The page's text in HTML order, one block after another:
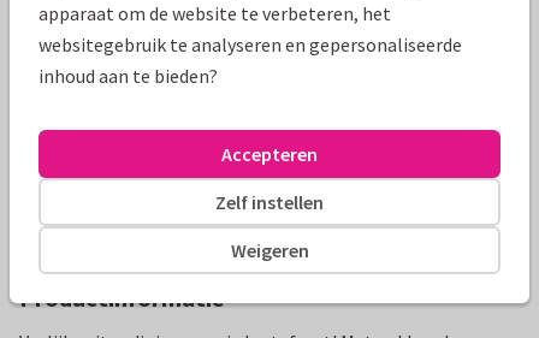
Productinformatie
apparaat om de website te verbeteren, het
websitegebruik te analyseren en gepersonaliseerde
inhoud aan te bieden?
Weigeren
Zelf instellen
Accepteren